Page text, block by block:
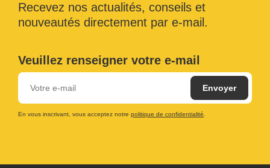
Recevez nos actualités, conseils et
nouveautés directement par e-mail.
Veuillez renseigner votre e-mail
En vous inscrivant, vous acceptez notre politique de confidentialité